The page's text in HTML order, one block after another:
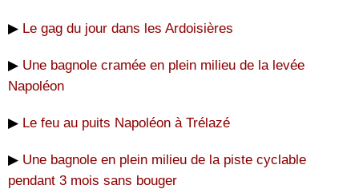
▶ Le gag du jour dans les Ardoisières
▶ Une bagnole cramée en plein milieu de la levée
Napoléon
▶ Le feu au puits Napoléon à Trélazé
▶ Une bagnole en plein milieu de la piste cyclable
pendant 3 mois sans bouger